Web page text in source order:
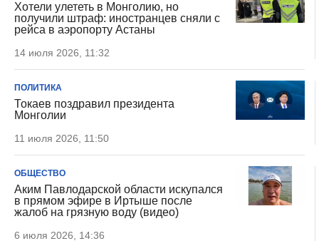
Хотели улететь в Монголию, но
получили штраф: иностранцев сняли с
рейса в аэропорту Астаны
14 июля 2026, 11:32
ПОЛИТИКА
Токаев поздравил президента
Монголии
11 июля 2026, 11:50
ОБЩЕСТВО
Аким Павлодарской области искупался
в прямом эфире в Иртыше после
жалоб на грязную воду (видео)
6 июля 2026, 14:36